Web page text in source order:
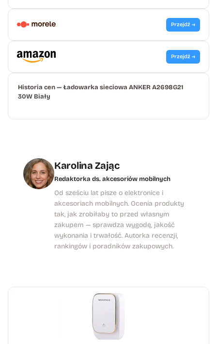
Przejdź →
Przejdź →
Historia cen — Ładowarka sieciowa ANKER A2698G21
30W Biały
Karolina Zając
Redaktorka ds. akcesoriów mobilnych
Od sześciu lat pisze o elektronice i
akcesoriach mobilnych. Ocenia produkty
tak, jak zrobiłaby to przed własnym
zakupem — sprawdza wygodę, jakość
wykonania i trwałość. Autorka recenzji,
rankingów i poradników zakupowych.